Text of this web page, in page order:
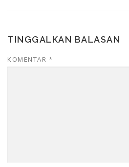
TINGGALKAN BALASAN
KOMENTAR *